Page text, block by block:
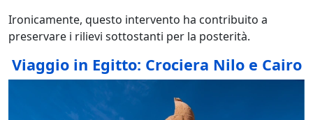
Ironicamente, questo intervento ha contribuito a
preservare i rilievi sottostanti per la posterità.
Viaggio in Egitto: Crociera Nilo e Cairo